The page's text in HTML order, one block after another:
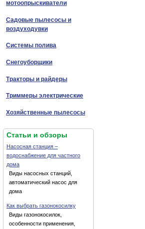
мотоопрыскиватели
Садовые пылесосы и
воздуходувки
Системы полива
Снегоуборщики
Тракторы и райдеры
Триммеры электрические
Хозяйственные пылесосы
Статьи и обзоры
Насосная станция –
водоснабжение для частного
дома
Виды насосных станций,
автоматический насос для
дома
Как выбрать газонокосилку
Виды газонокосилок,
особенности применения,